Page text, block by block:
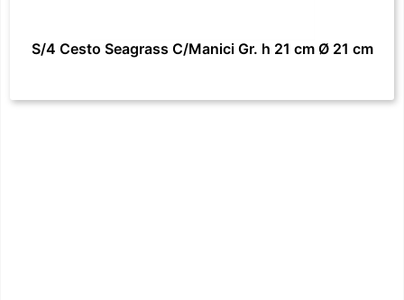
S/4 Cesto Seagrass C/Manici Gr. h 21 cm Ø 21 cm